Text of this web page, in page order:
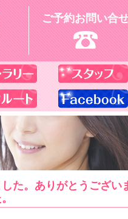
ご予約お問い合
た。ありがとうござい